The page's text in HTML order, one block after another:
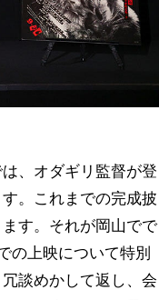
、オダギリ監督が登
。これまでの完成披
す。それが岡山でで
の上映について特別
談めかして返し、会